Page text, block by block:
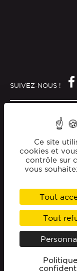
SUIVEZ-NOUS !
Politique de
ANNUAIRES
Ce site
cookies et
contrôle sur
vous
Tout
Tout